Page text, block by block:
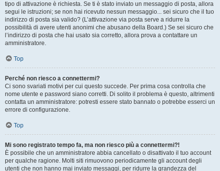
tipo di attivazione è richiesta. Se ti è stato inviato un messaggio di posta, allora
segui le istruzioni; se non hai ricevuto nessun messaggio... sei sicuro che il tuo
indirizzo di posta sia valido? (L’attivazione via posta serve a ridurre la
possibilità di avere utenti anonimi che abusano della Board.) Se sei sicuro che
l’indirizzo di posta che hai usato sia corretto, allora prova a contattare un
amministratore.
Top
Perché non riesco a connettermi?
Ci sono svariati motivi per cui questo succede. Per prima cosa controlla che
nome utente e password siano corretti. Di solito il problema è questo, altrimenti
contatta un amministratore: potresti essere stato bannato o potrebbe esserci un
errore di configurazione.
Top
Mi sono registrato tempo fa, ma non riesco più a connettermi?!
È possibile che un amministratore abbia cancellato o disattivato il tuo account
per qualche ragione. Molti siti rimuovono periodicamente gli account degli
utenti che non hanno mai inviato messaggi, per ridurre la grandezza del